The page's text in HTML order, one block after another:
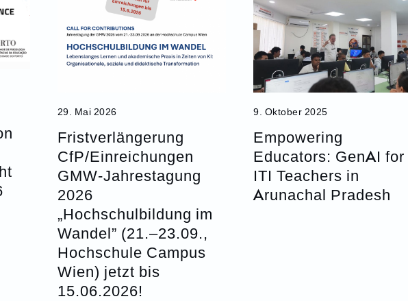
29. Mai 2026
Fristverlängerung
CfP/Einreichungen
GMW-Jahrestagung
2026
„Hochschulbildung im
Wandel” (21.–23.09.,
Hochschule Campus
Wien) jetzt bis
15.06.2026!
9. Oktober 2025
Empowering
Educators: GenAI for
ITI Teachers in
Arunachal Pradesh